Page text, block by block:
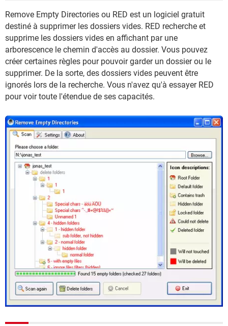
Remove Empty Directories ou RED est un logiciel gratuit
destiné à supprimer les dossiers vides. RED recherche et
supprime les dossiers vides en affichant par une
arborescence le chemin d'accès au dossier. Vous pouvez
créer certaines règles pour pouvoir garder un dossier ou le
supprimer. De la sorte, des dossiers vides peuvent être
ignorés lors de la recherche. Vous n'avez qu'à essayer RED
pour voir toute l'étendue de ses capacités.